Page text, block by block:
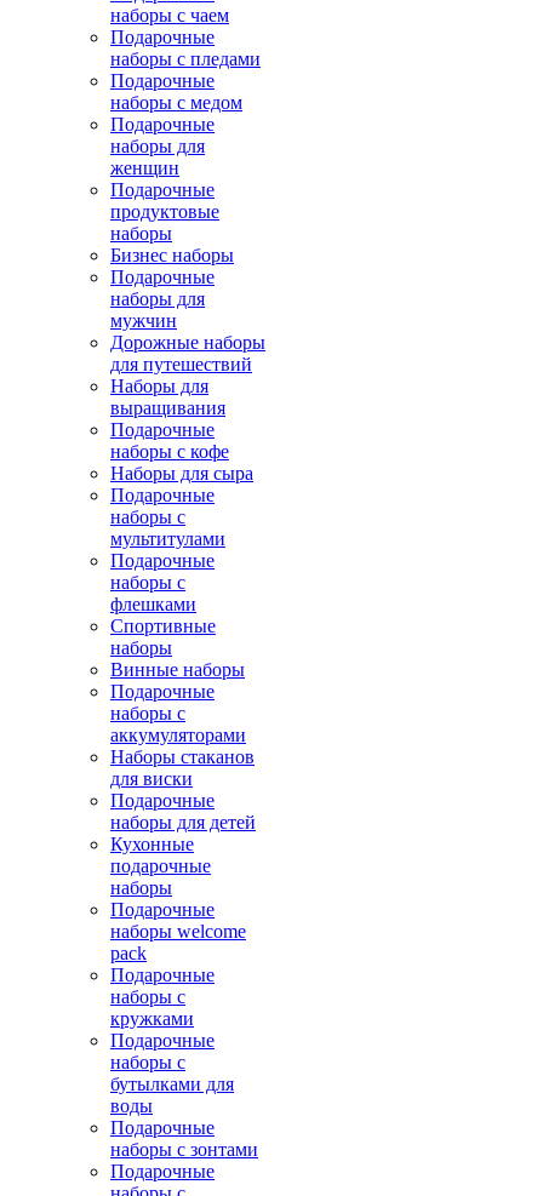
наборы с чаем
Подарочные
наборы с пледами
Подарочные
наборы с медом
Подарочные
наборы для
женщин
Подарочные
продуктовые
наборы
Бизнес наборы
Подарочные
наборы для
мужчин
Дорожные наборы
для путешествий
Наборы для
выращивания
Подарочные
наборы с кофе
Наборы для сыра
Подарочные
наборы с
мультитулами
Подарочные
наборы с
флешками
Спортивные
наборы
Винные наборы
Подарочные
наборы с
аккумуляторами
Наборы стаканов
для виски
Подарочные
наборы для детей
Кухонные
подарочные
наборы
Подарочные
наборы welcome
pack
Подарочные
наборы с
кружками
Подарочные
наборы с
бутылками для
воды
Подарочные
наборы с зонтами
Подарочные